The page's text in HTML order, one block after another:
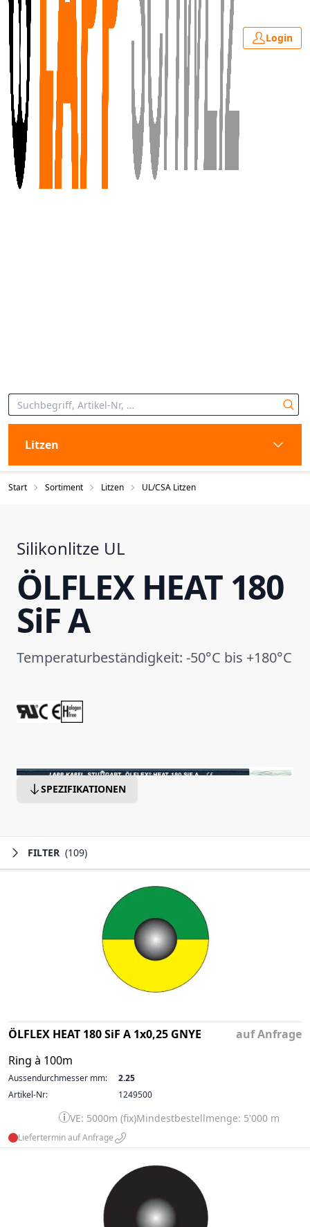
Login
Litzen
Start Sortiment Litzen UL/CSA Litzen
Silikonlitze UL
ÖLFLEX HEAT 180
SiF A
Temperaturbeständigkeit: -50°C bis +180°C
SPEZIFIKATIONEN
FILTER (109)
ÖLFLEX HEAT 180 SiF A 1x0,25 GNYE
Ring à 100m
auf Anfrage
Aussendurchmesser mm:
2.25
Artikel-Nr:
1249500
VE: 5000m (fix)Mindestbestellmenge: 5'000 m
Liefertermin auf Anfrage